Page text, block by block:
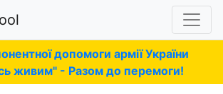
допомоги армії України
живим" - Разом до перемоги!